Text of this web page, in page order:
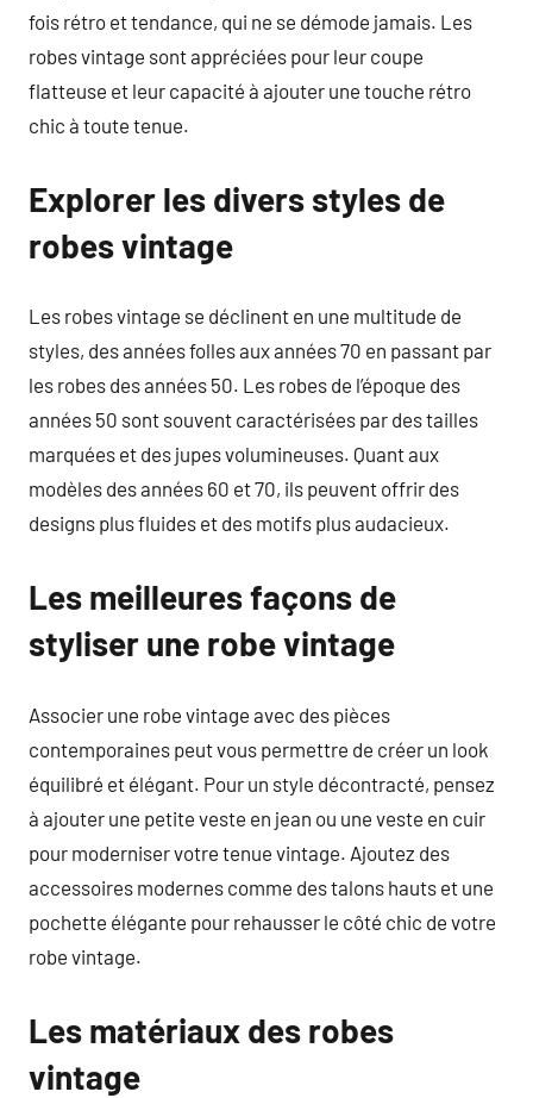
fois rétro et tendance, qui ne se démode jamais. Les
robes vintage sont appréciées pour leur coupe
flatteuse et leur capacité à ajouter une touche rétro
chic à toute tenue.
Explorer les divers styles de
robes vintage
Les robes vintage se déclinent en une multitude de
styles, des années folles aux années 70 en passant par
les robes des années 50. Les robes de l’époque des
années 50 sont souvent caractérisées par des tailles
marquées et des jupes volumineuses. Quant aux
modèles des années 60 et 70, ils peuvent offrir des
designs plus fluides et des motifs plus audacieux.
Les meilleures façons de
styliser une robe vintage
Associer une robe vintage avec des pièces
contemporaines peut vous permettre de créer un look
équilibré et élégant. Pour un style décontracté, pensez
à ajouter une petite veste en jean ou une veste en cuir
pour moderniser votre tenue vintage. Ajoutez des
accessoires modernes comme des talons hauts et une
pochette élégante pour rehausser le côté chic de votre
robe vintage.
Les matériaux des robes
vintage